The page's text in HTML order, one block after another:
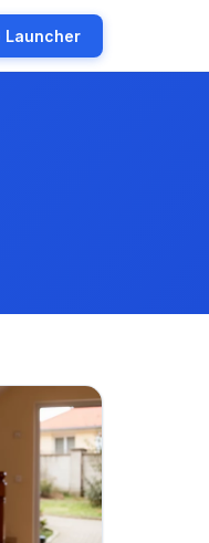
Launcherin new tab)